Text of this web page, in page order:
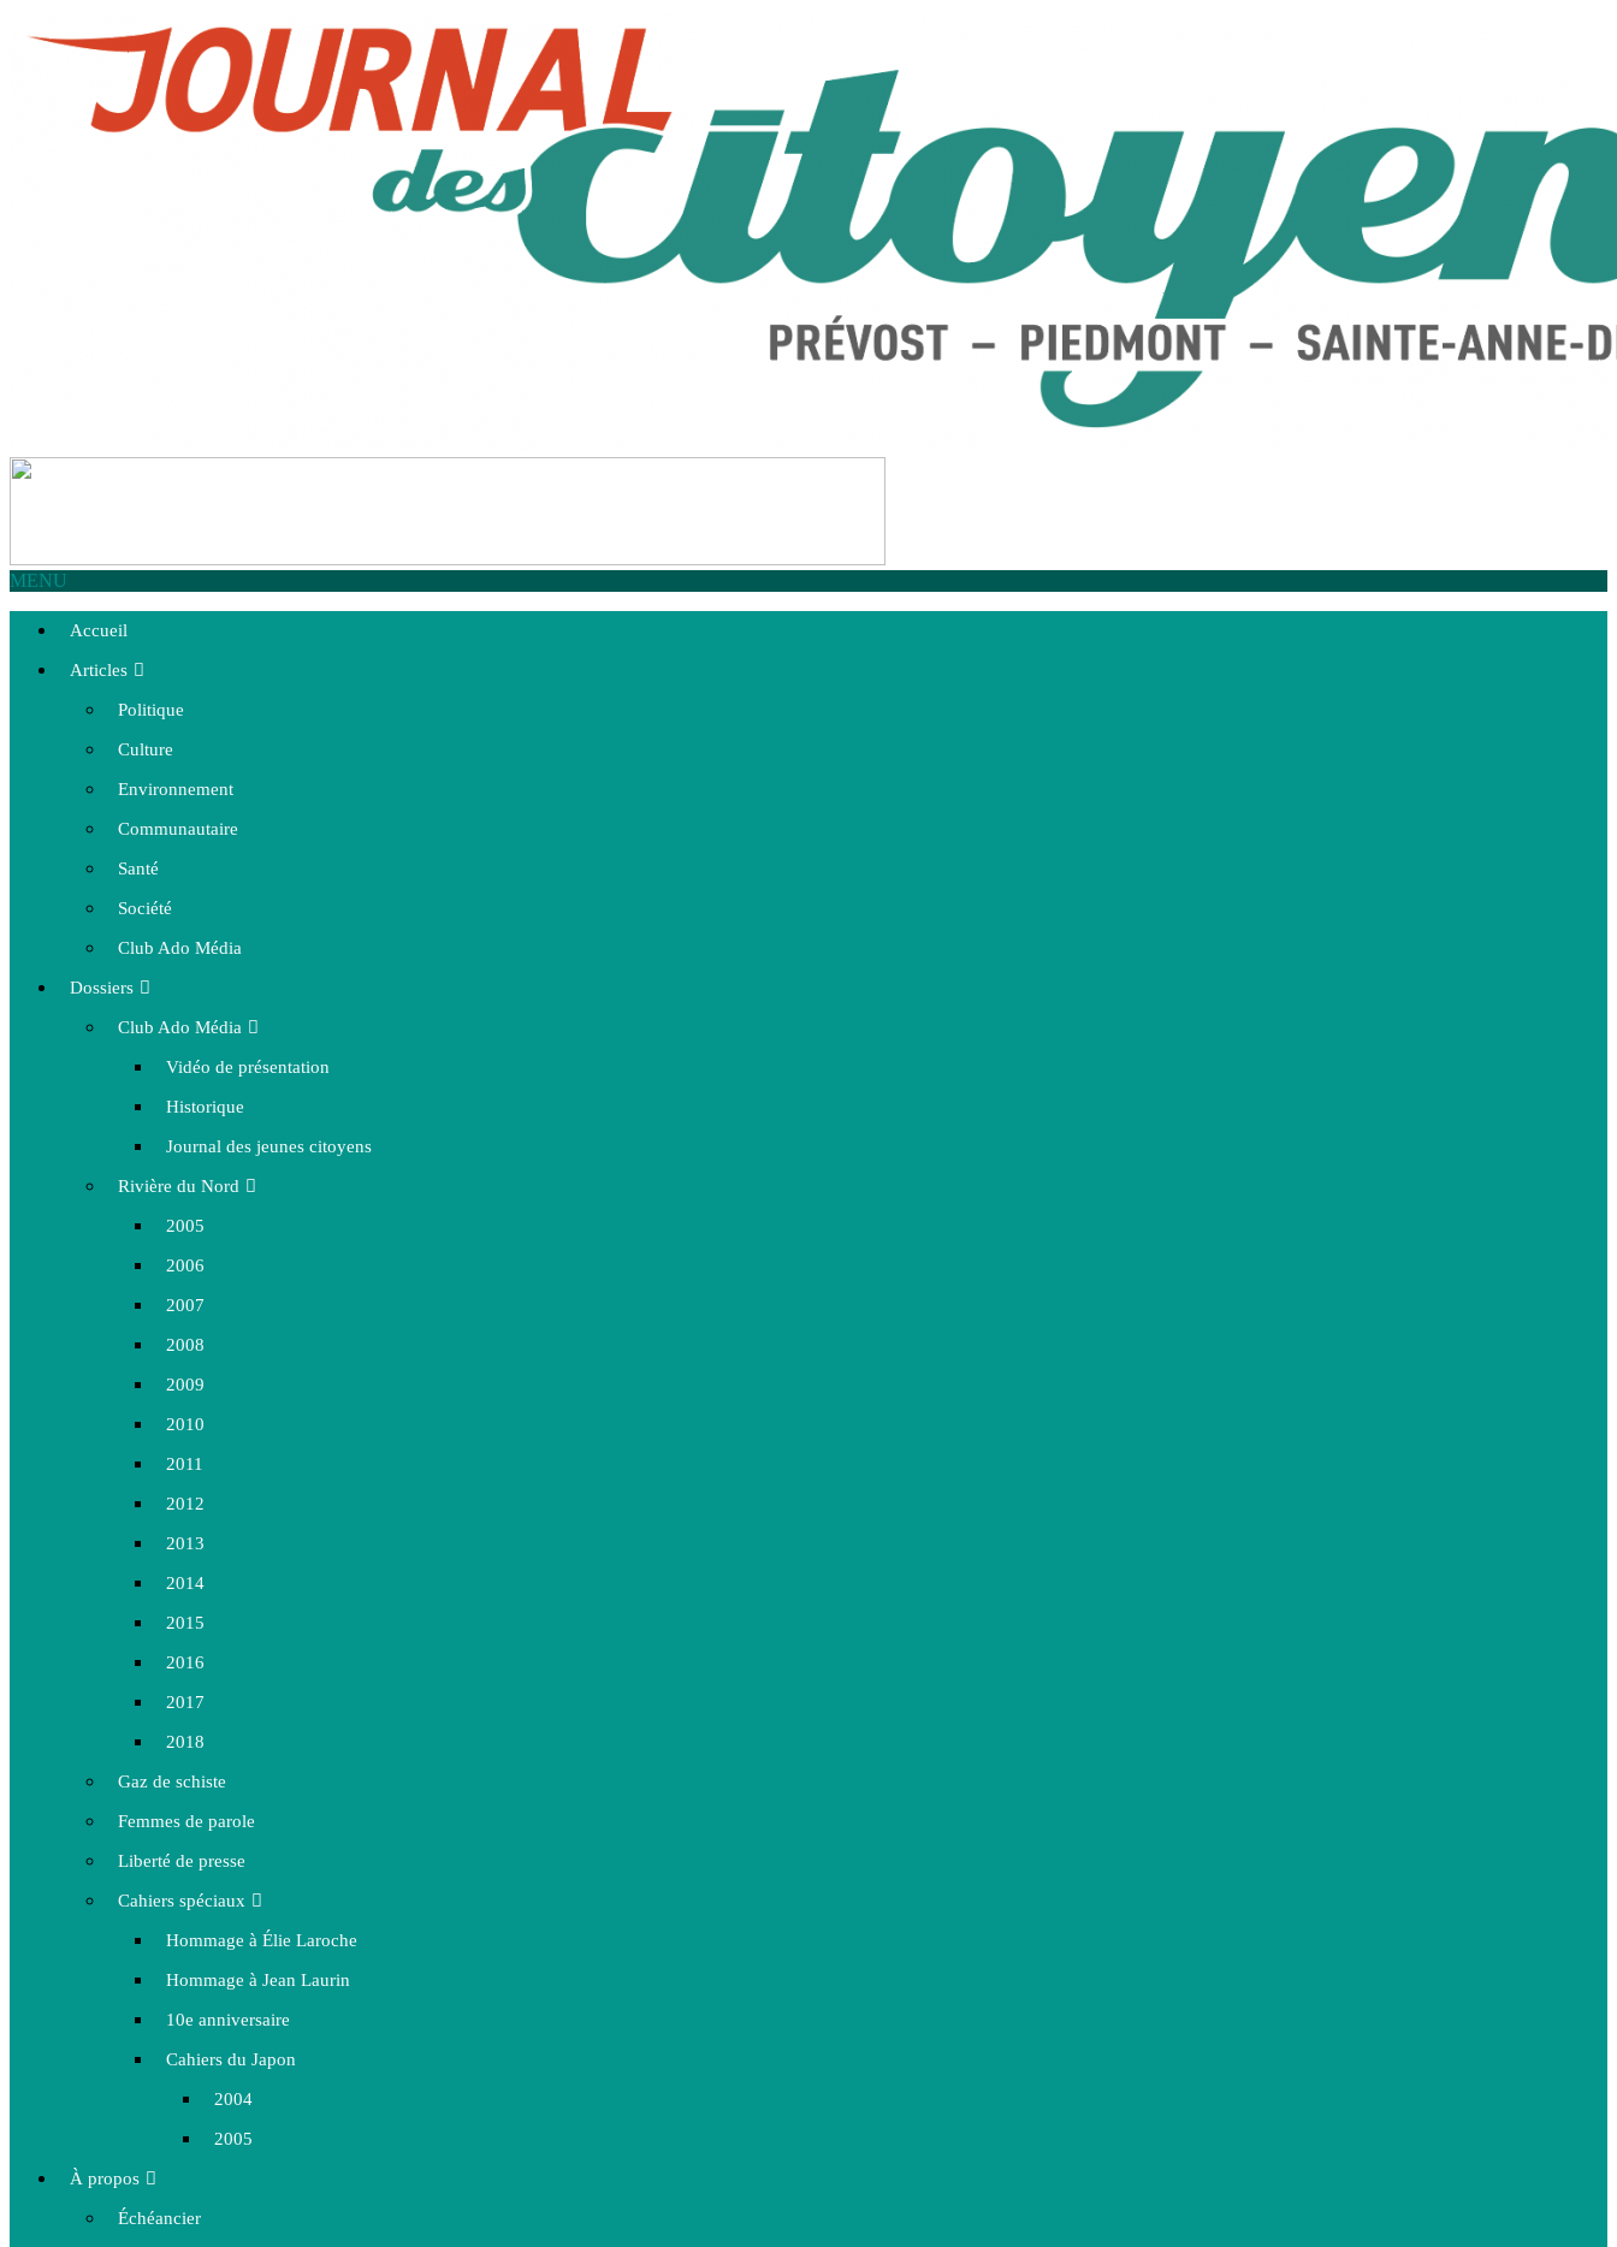
MENU
Accueil
Articles
Politique
Culture
Environnement
Communautaire
Santé
Société
Club Ado Média
Dossiers
Club Ado Média
Vidéo de présentation
Historique
Journal des jeunes citoyens
Rivière du Nord
2005
2006
2007
2008
2009
2010
2011
2012
2013
2014
2015
2016
2017
2018
Gaz de schiste
Femmes de parole
Liberté de presse
Cahiers spéciaux
Hommage à Élie Laroche
Hommage à Jean Laurin
10e anniversaire
Cahiers du Japon
2004
2005
À propos
Échéancier